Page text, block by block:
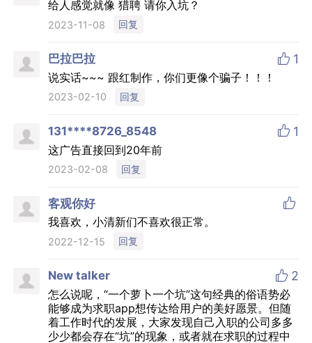
全部评论（29条）
大牌视频创意 
给人感觉就像 猎聘 请你入坑？
2023-11-08 回复

说实话~~~ 跟红制作，你们更像个骗子！！！
2023-02-10 回复

这广告直接回到20年前
回复

我喜欢，小清新们不喜欢很正常。
2022-12-15 回复
New talker 